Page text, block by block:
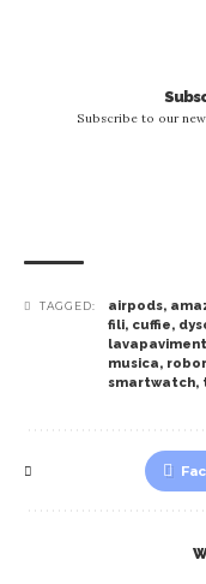
Subscribe to our
TAGGED: airpods,
fili, cuffie,
musica,
smartwatch,